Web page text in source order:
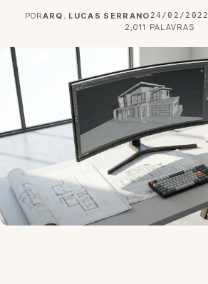
PORARQ. LUCAS SERRANO24/02/2022
2,011 PALAVRAS